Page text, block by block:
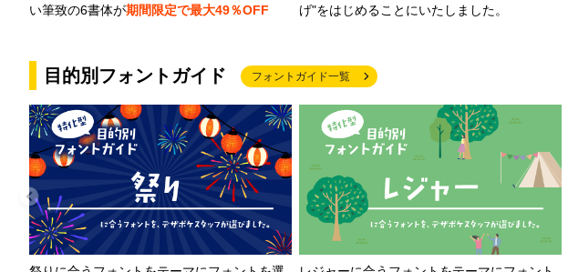
い筆致の6書体が期間限定で最大49％OFF
げ"をはじめることにいたしました。
目的別フォントガイド フォントガイド一覧